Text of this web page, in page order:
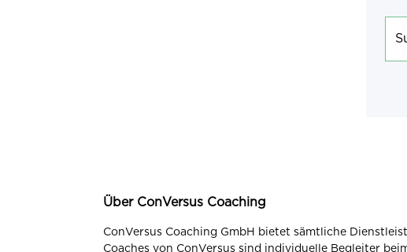
Über ConVersus Coaching
ConVersus Coaching GmbH bietet sämtliche
Coaches von ConVersus sind individuelle Begleiter